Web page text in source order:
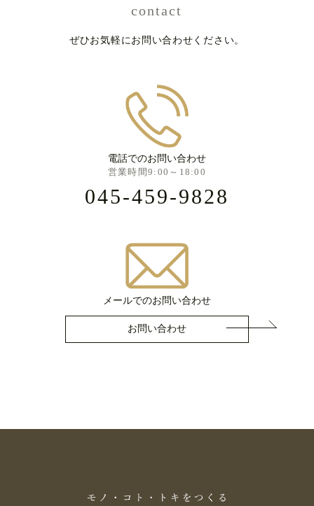
contact
ぜひお気軽にお問い合わせください。
電話でのお問い合わせ
営業時間9:00～18:00
045-459-9828
メールでのお問い合わせ
お問い合わせ